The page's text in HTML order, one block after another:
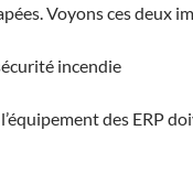
Voyons ces deux
incendie
l’équipement des ERP